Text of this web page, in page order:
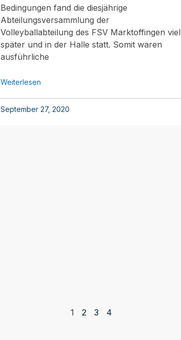
Bedingungen fand die diesjährige
Abteilungsversammlung der
Volleyballabteilung des FSV Marktoffingen viel
später und in der Halle statt. Somit waren
ausführliche
Weiterlesen
September 27, 2020
1 2 3 4